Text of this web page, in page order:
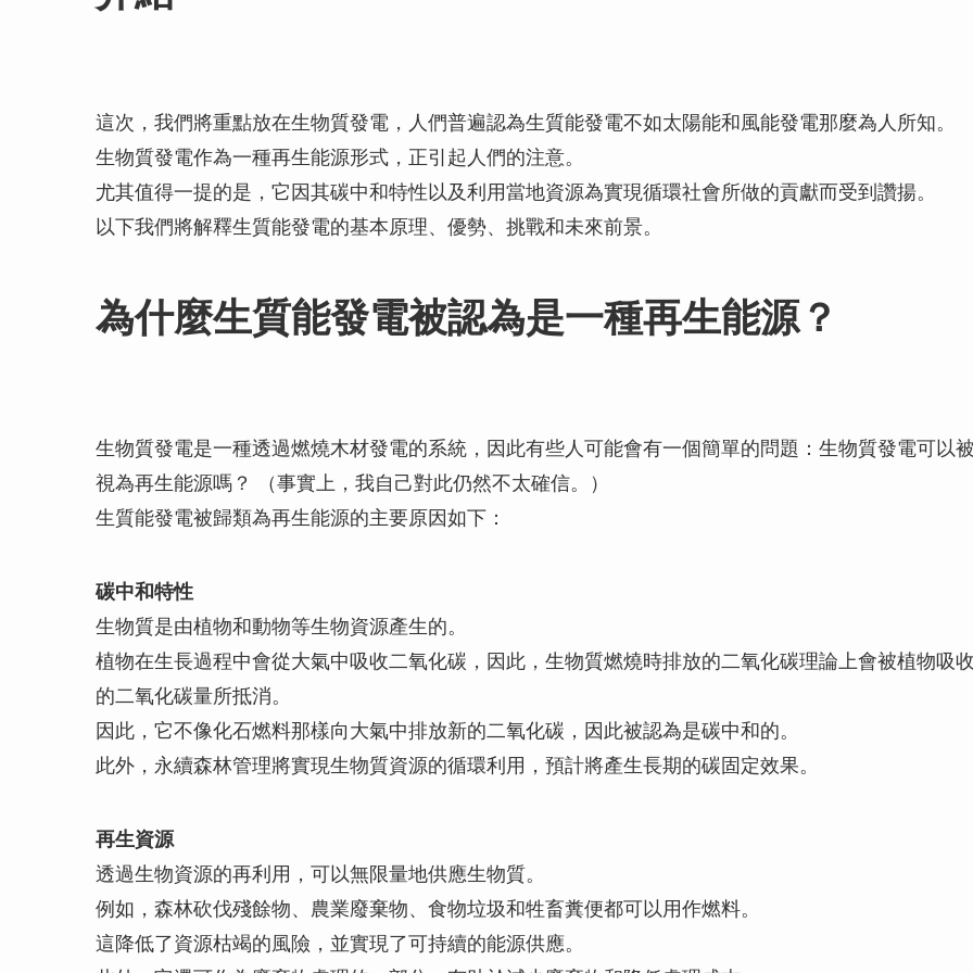
這次，我們將重點放在生物質發電，人們普遍認為生質能發電不如太陽能和風能發電那麼為人所知。
生物質發電作為一種再生能源形式，正引起人們的注意。
尤其值得一提的是，它因其碳中和特性以及利用當地資源為實現循環社會所做的貢獻而受到讚揚。
以下我們將解釋生質能發電的基本原理、優勢、挑戰和未來前景。
為什麼生質能發電被認為是一種再生能源？
生物質發電是一種透過燃燒木材發電的系統，因此有些人可能會有一個簡單的問題：生物質發電可以
視為再生能源嗎？ （事實上，我自己對此仍然不太確信。）
生質能發電被歸類為再生能源的主要原因如下：
碳中和特性
生物質是由植物和動物等生物資源產生的。
植物在生長過程中會從大氣中吸收二氧化碳，因此，生物質燃燒時排放的二氧化碳理論上會被植物吸
的二氧化碳量所抵消。
因此，它不像化石燃料那樣向大氣中排放新的二氧化碳，因此被認為是碳中和的。
此外，永續森林管理將實現生物質資源的循環利用，預計將產生長期的碳固定效果。
再生資源
透過生物資源的再利用，可以無限量地供應生物質。
例如，森林砍伐殘餘物、農業廢棄物、食物垃圾和牲畜糞便都可以用作燃料。
這降低了資源枯竭的風險，並實現了可持續的能源供應。